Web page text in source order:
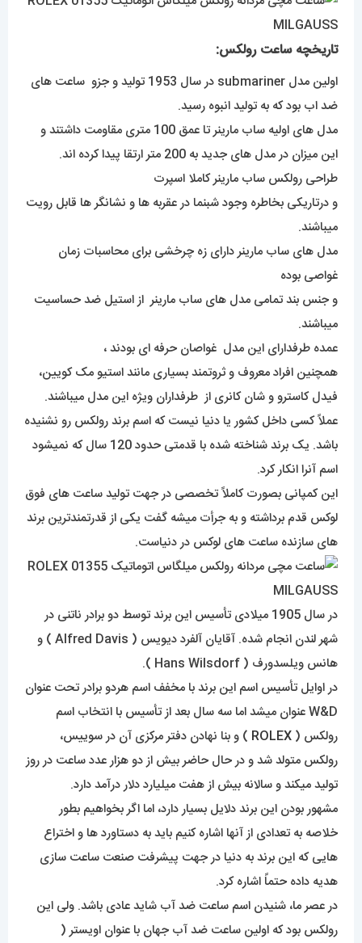
تاریخچه ساعت رولکس:
اولین مدل submariner در سال 1953 تولید و جزو ساعت های
ضد اب بود که به تولید انبوه رسید.
مدل های اولیه ساب مارینر تا عمق 100 متری مقاومت داشتند و
این میزان در مدل های جدید به 200 متر ارتقا پیدا کرده اند.
طراحی رولکس ساب مارینر کاملا اسپرت
و درتاریکی بخاطره وجود شبنما در عقربه ها و نشانگر ها قابل رویت
میباشند.
مدل های ساب مارینر دارای زه چرخشی برای محاسبات زمان
غواصی بوده
و جنس بند تمامی مدل های ساب مارینر از استیل ضد حساسیت
میباشند.
عمده طرفدارای این مدل غواصان حرفه ای بودند ،
همچنین افراد معروف و ثروتمند بسیاری مانند استیو مک کویین،
فیدل کاسترو و شان کانری از طرفداران ویژه این مدل میباشند.
عملاً کسی داخل کشور یا دنیا نیست که اسم برند رولکس رو نشنیده
باشد. یک برند شناخته شده با قدمتی حدود 120 سال که نمیشود
اسم آنرا انکار کرد.
این کمپانی بصورت کاملاً تخصصی در جهت تولید ساعت های فوق
لوکس قدم برداشته و به جرأت میشه گفت یکی از قدرتمندترین برند
های سازنده ساعت های لوکس در دنیاست.
در سال 1905 میلادی تأسیس این برند توسط دو برادر ناتنی در
شهر لندن انجام شده. آقایان آلفرد دیویس ( Alfred Davis ) و
هانس ویلسدورف ( Hans Wilsdorf ).
در اوایل تأسیس اسم این برند با مخفف اسم هردو برادر تحت عنوان
W&D عنوان میشد اما سه سال بعد از تأسیس با انتخاب اسم
رولکس ( ROLEX ) و بنا نهادن دفتر مرکزی آن در سوییس،
رولکس متولد شد و در حال حاضر بیش از دو هزار عدد ساعت در روز
تولید میکند و سالانه بیش از هفت میلیارد دلار درآمد دارد.
مشهور بودن این برند دلایل بسیار دارد، اما اگر بخواهیم بطور
خلاصه به تعدادی از آنها اشاره کنیم باید به دستاورد ها و اختراع
هایی که این برند به دنیا در جهت پیشرفت صنعت ساعت سازی
هدیه داده حتماً اشاره کرد.
در عصر ما، شنیدن اسم ساعت ضد آب شاید عادی باشد. ولی این
رولکس بود که اولین ساعت ضد آب جهان با عنوان اویستر (